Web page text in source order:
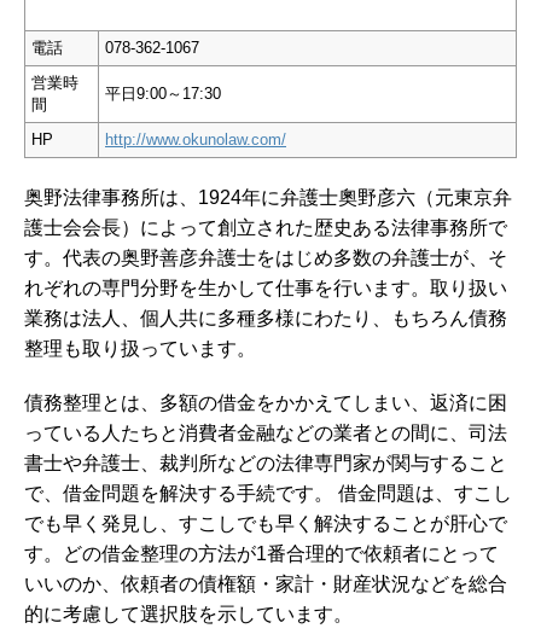
電話
078-362-1067
営業時
間
平日9:00～17:30
HP http://www.okunolaw.com/
奥野法律事務所は、1924年に弁護士奧野彦六（元東京弁
護士会会長）によって創立された歴史ある法律事務所で
す。代表の奥野善彦弁護士をはじめ多数の弁護士が、そ
れぞれの専門分野を生かして仕事を行います。取り扱い
業務は法人、個人共に多種多様にわたり、もちろん債務
整理も取り扱っています。
債務整理とは、多額の借金をかかえてしまい、返済に困
っている人たちと消費者金融などの業者との間に、司法
書士や弁護士、裁判所などの法律専門家が関与すること
で、借金問題を解決する手続です。 借金問題は、すこし
でも早く発見し、すこしでも早く解決することが肝心で
す。
どの借金整理の方法が1番合理的で依頼者にとって
いいのか、依頼者の債権額・家計・財産状況などを総合
的に考慮して選択肢を示しています。